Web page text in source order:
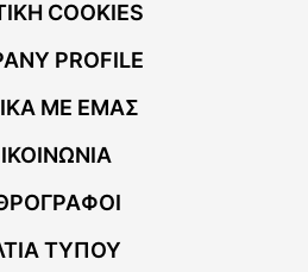
COOKIES
PROFILE
ΜΕ ΕΜΑΣ
ΤΥΠΟΥ